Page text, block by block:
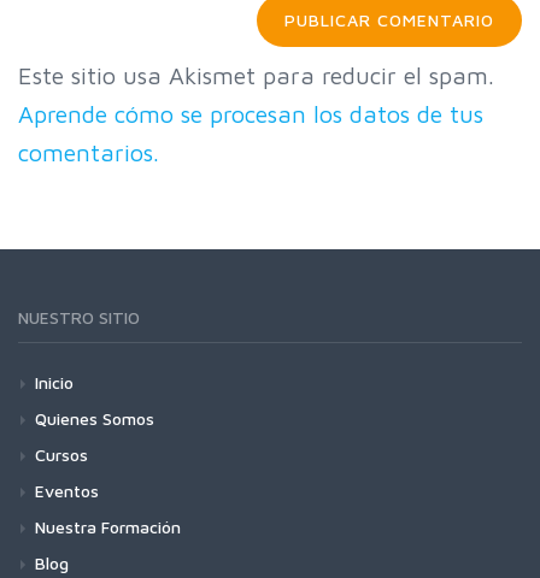
Este sitio usa Akismet para reducir el spam.
Aprende cómo se procesan los datos de tus
comentarios.
NUESTRO SITIO
Inicio
Quienes Somos
Cursos
Eventos
Nuestra Formación
Blog